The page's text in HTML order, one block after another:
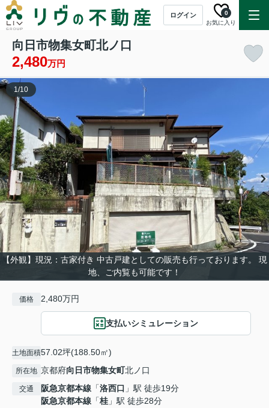
ログイン
お気に入り
0
向日市物集女町北ノ口
2,480万円
【外観】現況：古家付き 中古戸建としての販売も行っております。 現
地、ご内覧も可能です！
1/10
価格 2,480万円
支払いシミュレーション
土地面積57.02坪(188.50㎡)
所在地 京都府向日市物集女町北ノ口
交通 阪急京都本線 「洛西口 」駅 徒歩19分
阪急京都本線 「桂 」駅 徒歩28分